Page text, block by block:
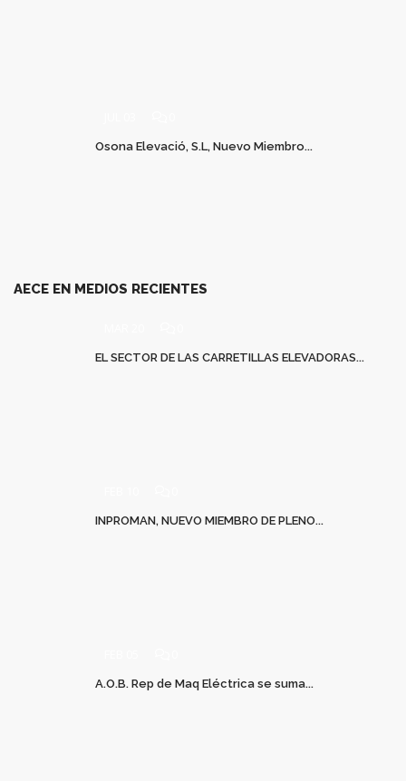
Osona Elevació, S.L, Nuevo Miembro...
AECE EN MEDIOS RECIENTES
EL SECTOR DE LAS CARRETILLAS ELEVADORAS...
INPROMAN, NUEVO MIEMBRO DE PLENO...
A.O.B. Rep de Maq Eléctrica se suma...